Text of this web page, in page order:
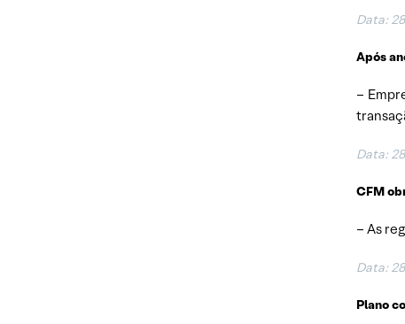
Data:
Após
–
Data:
CFM
– As
Data:
Plano